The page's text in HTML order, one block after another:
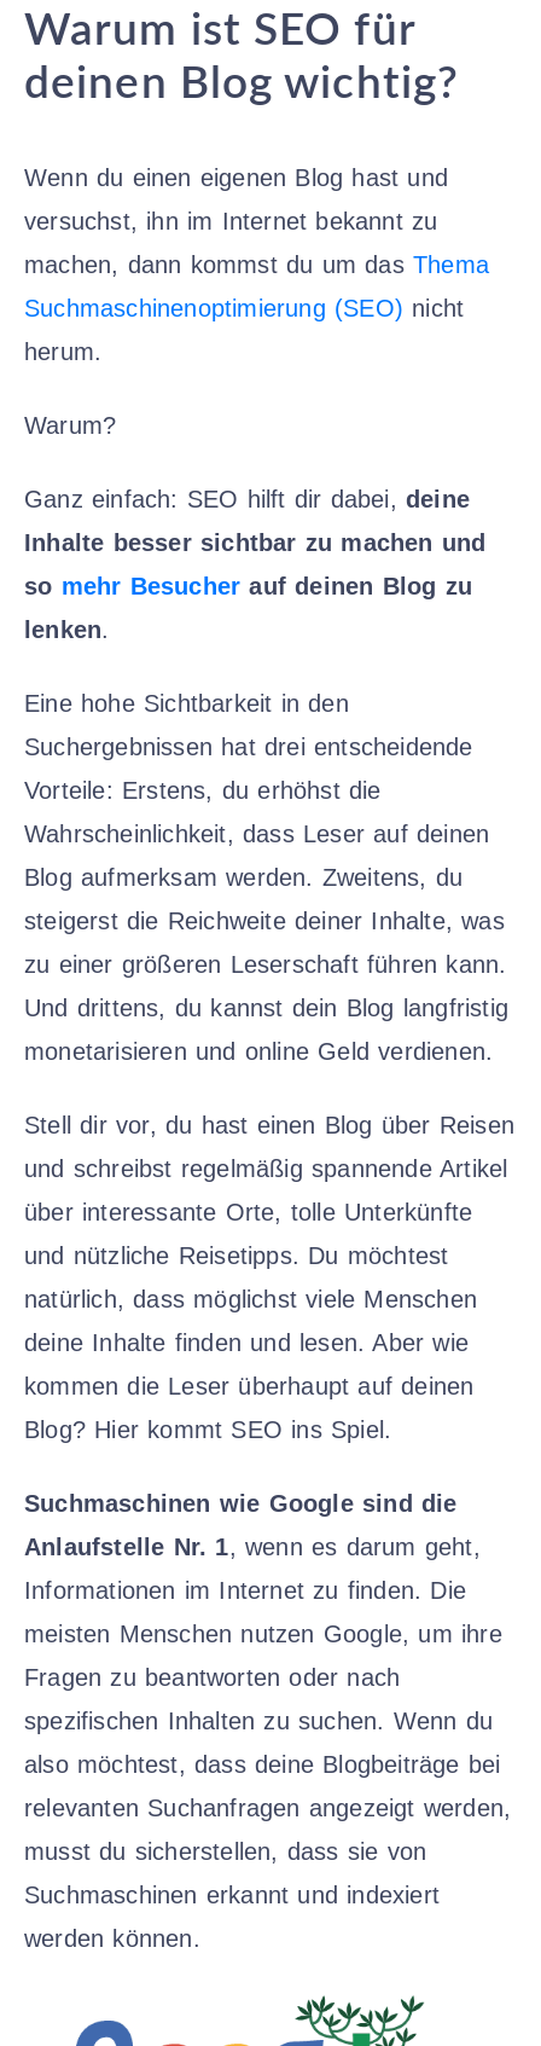
Warum ist SEO für
deinen Blog wichtig?
Wenn du einen eigenen Blog hast und
versuchst, ihn im Internet bekannt zu
machen, dann kommst du um dasThema
Suchmaschinenoptimierung (SEO) nicht
herum.
Warum?
Ganz einfach: SEO hilft dir dabei, deine
Inhalte besser sichtbar zu machen und
so mehr Besucher auf deinen Blog zu
lenken.
Eine hohe Sichtbarkeit in den
Suchergebnissen hat drei entscheidende
Vorteile: Erstens, du erhöhst die
Wahrscheinlichkeit, dass Leser auf deinen
Blog aufmerksam werden. Zweitens, du
steigerst die Reichweite deiner Inhalte, was
zu einer größeren Leserschaft führen kann.
Und drittens, du kannst dein Blog langfristig
monetarisieren und online Geld verdienen.
Stell dir vor, du hast einen Blog über Reisen
und schreibst regelmäßig spannende Artikel
über interessante Orte, tolle Unterkünfte
und nützliche Reisetipps. Du möchtest
natürlich, dass möglichst viele Menschen
deine Inhalte finden und lesen. Aber wie
kommen die Leser überhaupt auf deinen
Blog? Hier kommt SEO ins Spiel.
Suchmaschinen wie Google sind die
Anlaufstelle Nr. 1, wenn es darum geht,
Informationen im Internet zu finden. Die
meisten Menschen nutzen Google, um ihre
Fragen zu beantworten oder nach
spezifischen Inhalten zu suchen. Wenn du
also möchtest, dass deine Blogbeiträge bei
relevanten Suchanfragen angezeigt werden,
musst du sicherstellen, dass sie von
Suchmaschinen erkannt und indexiert
werden können.